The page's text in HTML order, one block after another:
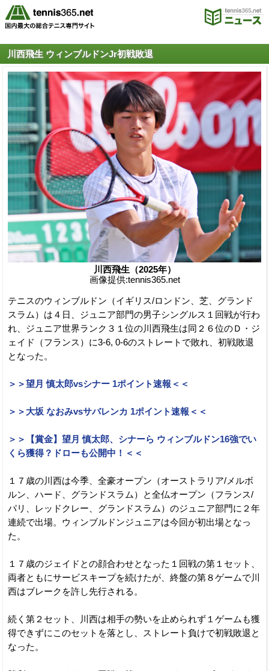
川西飛生 ウィンブルドンJr初戦敗退
川西飛生（2025年）
画像提供:tennis365.net
テニスのウィンブルドン（イギリス/ロンドン、芝、グランド
スラム）は４日、ジュニア部門の男子シングルス１回戦が行わ
れ、ジュニア世界ランク３１位の川西飛生は同２６位のＤ・ジ
ェイド（フランス）に3-6, 0-6のストレートで敗れ、初戦敗退
となった。
＞＞望月 慎太郎vsシナー 1ポイント速報＜＜
＞＞大坂 なおみvsサバレンカ 1ポイント速報＜＜
＞＞【賞金】望月 慎太郎、シナーら ウィンブルドン16強でい
くら獲得？ドローも公開中！＜＜
１７歳の川西は今季、全豪オープン（オーストラリア/メルボ
ルン、ハード、グランドスラム）と全仏オープン（フランス/
パリ、レッドクレー、グランドスラム）のジュニア部門に２年
連続で出場。ウィンブルドンジュニアは今回が初出場となっ
た。
１７歳のジェイドとの顔合わせとなった１回戦の第１セット、
両者ともにサービスキープを続けたが、終盤の第８ゲームで川
西はブレークを許し先行される。
続く第２セット、川西は相手の勢いを止められず１ゲームも獲
得できずにこのセットを落とし、ストレート負けで初戦敗退と
なった。